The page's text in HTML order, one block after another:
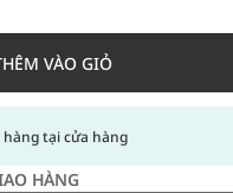
VÀO GIỎ
tại cửa hàng
HÀNG